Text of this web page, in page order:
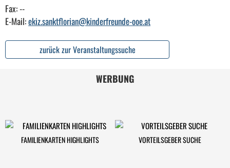
Fax: --
E-Mail:ekiz.sanktflorian@kinderfreunde-ooe.at
zurück zur Veranstaltungssuche
WERBUNG
FAMILIENKARTEN HIGHLIGHTS VORTEILSGEBER SUCHE